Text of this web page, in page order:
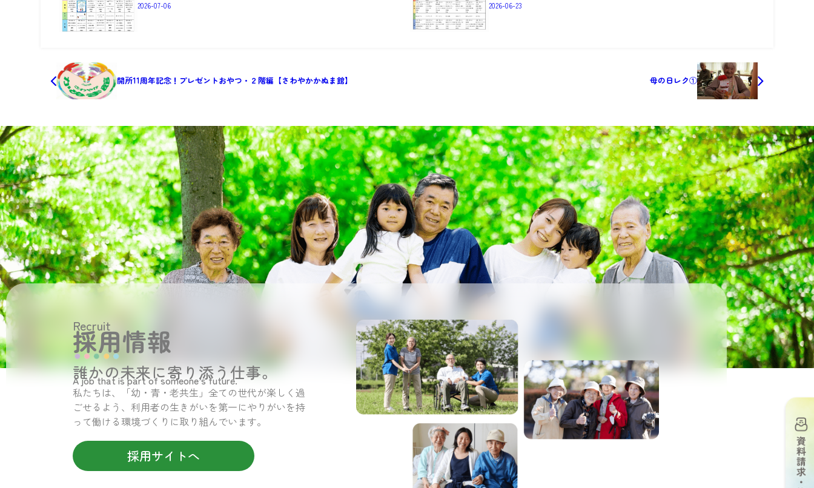
2026-07-06 2026-06-23
開所11周年記念！プレゼントおやつ・２階編【さわやかかぬま館】 母の日レク①
Recruit
採用情報
誰かの未来に寄り添う仕事。
A job that is part of someone’s future.
私たちは、「幼・青・老共生」全ての世代が楽しく過
ごせるよう、利用者の生きがいを第一にやりがいを持
って働ける環境づくりに取り組んでいます。
採用サイトへ